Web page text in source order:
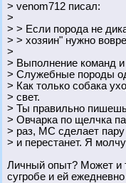
> venom712 писал:
>
> > Если порода не
> > хозяин" нужно
>
> Выполнение команд
> Служебные породы
> Как только собака
> свет.
> Ты правильно
> Овчарка по щелчка
> раз, МС сделает пару
> и перестанет. Я
Личный опыт? Может и
сугробе и ей